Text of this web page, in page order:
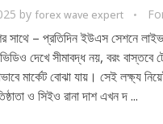
by forex wave expert
সাথে – প্রতিদিন ইউএস সেশনে লাইভ
দেখে সীমাবদ্ধ নয়, বরং বাস্তবে
মার্কেট বোঝা যায়। সেই লক্ষ্য
ও সিইও রানা দাশ এখন দ ...